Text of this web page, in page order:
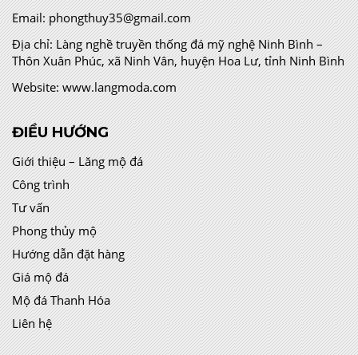
Email: phongthuy35@gmail.com
Địa chỉ:Làng nghề truyền thống đá mỹ nghệ Ninh Bình –
Thôn Xuân Phúc, xã Ninh Vân, huyện Hoa Lư, tỉnh Ninh Bình
Website: www.langmoda.com
ĐIỀU HƯỚNG
Giới thiệu – Lăng mộ đá
Công trình
Tư vấn
Phong thủy mộ
Hướng dẫn đặt hàng
Giá mộ đá
Mộ đá Thanh Hóa
Liên hệ